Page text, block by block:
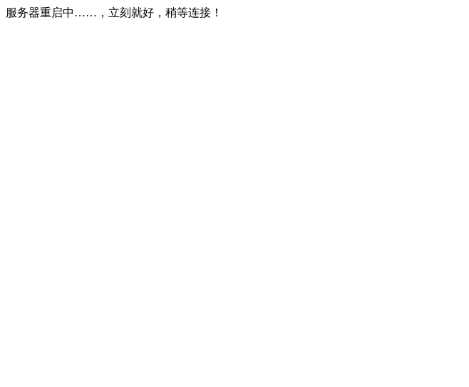
服务器重启中……，立刻就好，稍等连接！